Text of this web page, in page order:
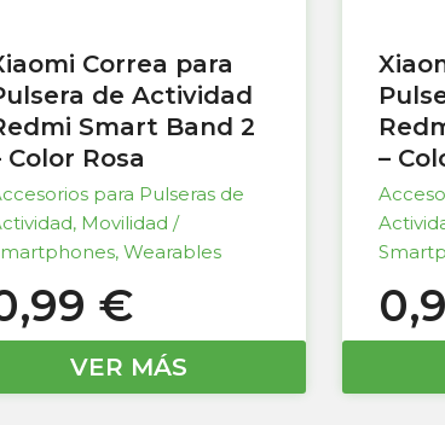
Correa para
de Actividad
Smart Band 2
Color Rosa
para Pulseras de
, Movilidad /
, Wearables
€
VER MÁS
–